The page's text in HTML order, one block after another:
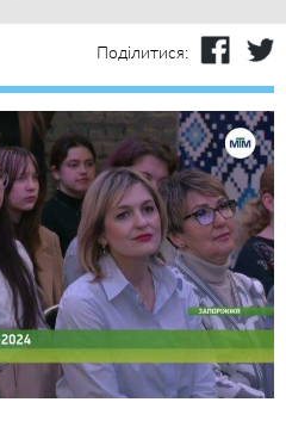
Поділитися: